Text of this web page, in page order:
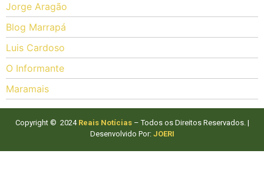
Jorge Aragão
Blog Marrapá
Luis Cardoso
O Informante
Maramais
Copyright © 2024 Reais Notícias– Todos os Direitos Reservados. |
Desenvolvido Por: JOERI